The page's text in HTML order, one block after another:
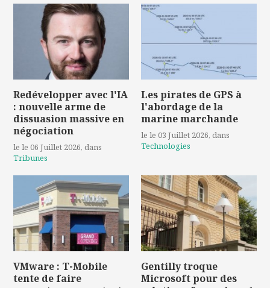
Redévelopper avec l'IA
: nouvelle arme de
dissuasion massive en
négociation
le le 06 Juillet 2026, dans
Tribunes
Les pirates de GPS à
l'abordage de la
marine marchande
le le 03 Juillet 2026, dans
Technologies
VMware : T-Mobile
tente de faire
Gentilly troque
Microsoft pour des